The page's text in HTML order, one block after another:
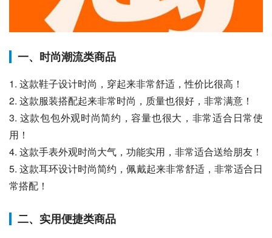
一、时尚潮流类商品
1. 这款鞋子设计时尚，穿起来非常舒适，性价比很高！
2. 这款服装搭配起来非常时尚，质量也很好，非常满意！
3. 这款包包外观时尚简约，容量也很大，非常适合日常使
用！
4. 这款手表外观时尚大气，功能实用，非常适合送给朋友！
5. 这款耳环设计时尚简约，佩戴起来非常舒适，非常适合日
常搭配！
二、实用便捷类商品